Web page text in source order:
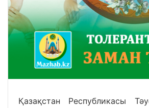
Қазақстан Республикасы